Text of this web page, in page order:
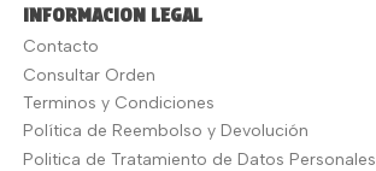
INFORMACION LEGAL
Contacto
Consultar Orden
Terminos y Condiciones
Política de Reembolso y Devolución
Politica de Tratamiento de Datos Personales